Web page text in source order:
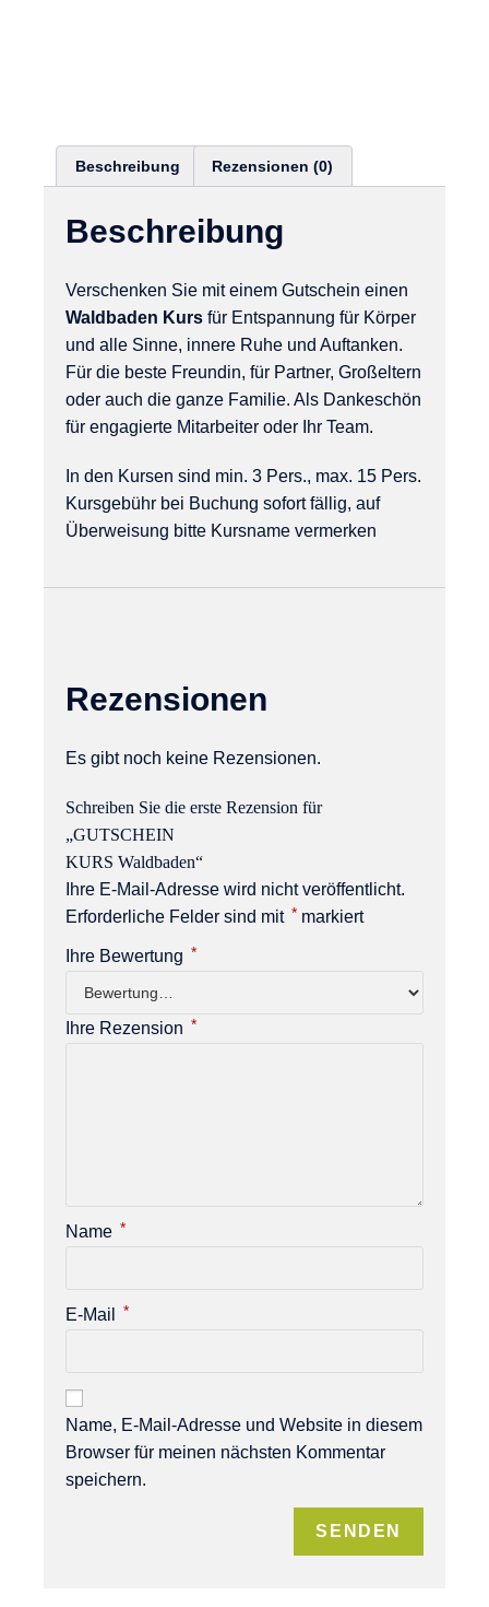
Beschreibung Rezensionen (0)
Beschreibung
Verschenken Sie mit einem Gutschein einen
Waldbaden Kurs für Entspannung für Körper
und alle Sinne, innere Ruhe und Auftanken.
Für die beste Freundin, für Partner, Großeltern
oder auch die ganze Familie. Als Dankeschön
für engagierte Mitarbeiter oder Ihr Team.
In den Kursen sind min. 3 Pers., max. 15 Pers.
Kursgebühr bei Buchung sofort fällig, auf
Überweisung bitte Kursname vermerken
Rezensionen
Es gibt noch keine Rezensionen.
Schreiben Sie die erste Rezension für
„GUTSCHEIN
KURS Waldbaden“
Ihre E-Mail-Adresse wird nicht veröffentlicht.
Erforderliche Felder sind mit * markiert
Ihre Bewertung *
Ihre Rezension *
Name *
E-Mail *
Name, E-Mail-Adresse und Website in diesem
Browser für meinen nächsten Kommentar
speichern.